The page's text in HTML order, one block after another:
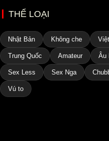
THỂ LOẠI
Nhật Bản Không che
Trung Quốc Amateur Âu
Sex Less Sex Nga
Vú to